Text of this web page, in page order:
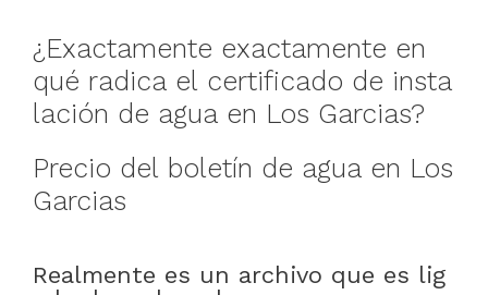
¿Exactamente exactamente en
qué radica el certificado de insta
lación de agua en Los Garcias?
Precio del boletín de agua en Los
Garcias
Realmente es un archivo que es lig